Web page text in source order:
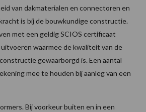
van dakmaterialen en connectoren en
is bij de bouwkundige constructie.
met een geldig SCIOS certificaat
waarmee de kwaliteit van de
gewaarborgd is. Een aantal
mee te houden bij aanleg van een
Bij voorkeur buiten en in een